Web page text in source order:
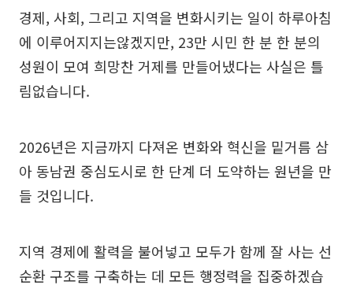
경제, 사회, 그리고 지역을 변화시키는 일이 하루아침
에 이루어지지는않겠지만, 23만 시민 한 분 한 분의
성원이 모여 희망찬 거제를 만들어냈다는 사실은 틀
림없습니다.
2026년은 지금까지 다져온 변화와 혁신을 밑거름 삼
아 동남권 중심도시로 한 단계 더 도약하는 원년을 만
들 것입니다.
지역 경제에 활력을 불어넣고 모두가 함께 잘 사는 선
순환 구조를 구축하는 데 모든 행정력을 집중하겠습